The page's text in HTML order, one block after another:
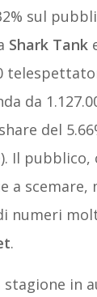
sul
Shark Tank
da
del
Il pubblico,
a scemare,
numeri
.
stagione in